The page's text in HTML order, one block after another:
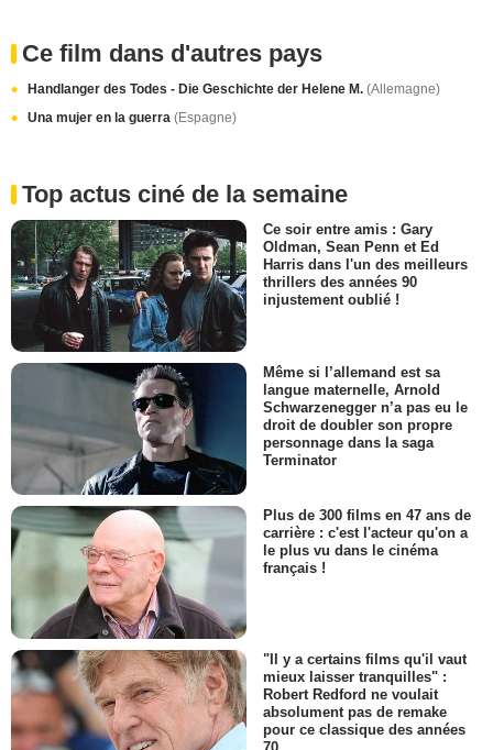
Ce film dans d'autres pays
Handlanger des Todes - Die Geschichte der Helene M. (Allemagne)
Una mujer en la guerra (Espagne)
Top actus ciné de la semaine
Ce soir entre amis : Gary
Oldman, Sean Penn et Ed
Harris dans l'un des meilleurs
thrillers des années 90
injustement oublié !
Même si l’allemand est sa
langue maternelle, Arnold
Schwarzenegger n’a pas eu le
droit de doubler son propre
personnage dans la saga
Terminator
Plus de 300 films en 47 ans de
carrière : c'est l'acteur qu'on a
le plus vu dans le cinéma
français !
"Il y a certains films qu'il vaut
mieux laisser tranquilles" :
Robert Redford ne voulait
absolument pas de remake
pour ce classique des années